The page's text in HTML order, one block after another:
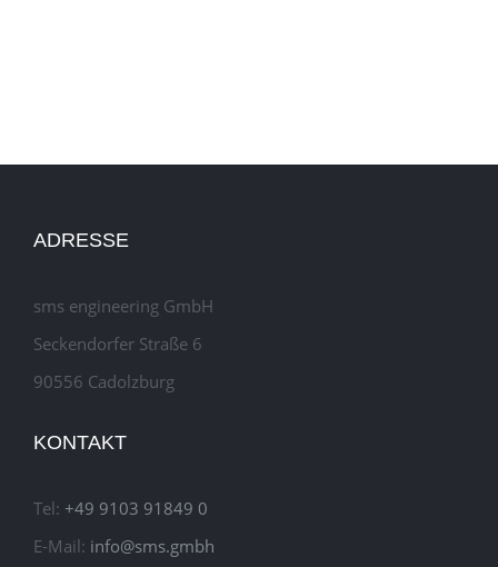
ADRESSE
sms engineering GmbH
Seckendorfer Straße 6
90556 Cadolzburg
KONTAKT
Tel: +49 9103 91849 0
E-Mail: info@sms.gmbh